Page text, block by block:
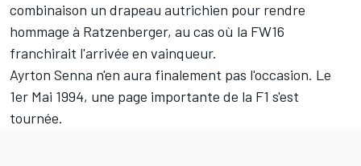
combinaison un drapeau autrichien pour rendre
hommage à Ratzenberger, au cas où la FW16
franchirait l'arrivée en vainqueur.
Ayrton Senna n'en aura finalement pas l'occasion. Le
1er Mai 1994, une page importante de la F1 s'est
tournée.